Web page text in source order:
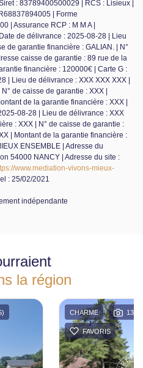
: 83789400500029 | RCS : Lisieux |
| Forme
| Assurance RCP : M M A |
de délivrance : 2025-08-28 | Lieu
de garantie financière : GALIAN. | N°
caisse de garantie : 89 rue de la
financière : 120000€ | Carte G :
| Lieu de délivrance : XXX XXX XXX |
de caisse de garantie : XXX |
de la garantie financière : XXX |
08-28 | Lieu de délivrance : XXX
: XXX | N° de caisse de garantie :
| Montant de la garantie financière :
ENSEMBLE | Adresse du
54000 NANCY | Adresse du site :
www.mediation-vivons-mieux-
: 25/02/2021
indépendante
la région
CHARME 13
FAVORIS